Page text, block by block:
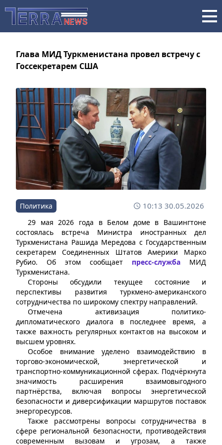
Глава МИД Туркменистана провел встречу с
Госсекретарем США
Политика 10:13 30.05.2026
29 мая 2026 года в Белом доме в Вашингтоне
состоялась встреча Министра иностранных дел
Туркменистана Рашида Мередова с Государственным
секретарем Соединенных Штатов Америки Марко
Рубио. Об этом сообщает пресс-служба МИД
Туркменистана.
Стороны обсудили текущее состояние и
перспективы развития туркмено-американского
сотрудничества по широкому спектру направлений.
Отмечена активизация политико-
дипломатического диалога в последнее время, а
также важность регулярных контактов на высоком и
высшем уровнях.
Особое внимание уделено взаимодействию в
торгово-экономической, энергетической и
транспортно-коммуникационной сферах. Подчёркнута
значимость расширения взаимовыгодного
партнёрства, включая вопросы энергетической
безопасности и диверсификации маршрутов поставок
энергоресурсов.
Также рассмотрены вопросы сотрудничества в
сфере региональной безопасности, противодействия
современным вызовам и угрозам, а также